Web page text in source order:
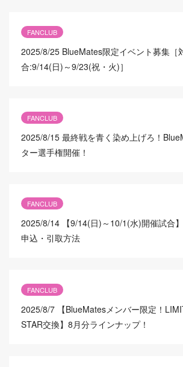
FANCLUB
2025/8/25 BlueMates限定イベント募集［
合:9/14(日)～9/23(祝・火)］
FANCLUB
2025/8/15 最終戦を青く染め上げろ！
ター選手権開催！
FANCLUB
2025/8/14 【9/14(日)～10/1(水)開催試合
申込・引取方法
FANCLUB
2025/8/7 【BlueMatesメンバー限定！
STAR交換】8月分ラインナップ！